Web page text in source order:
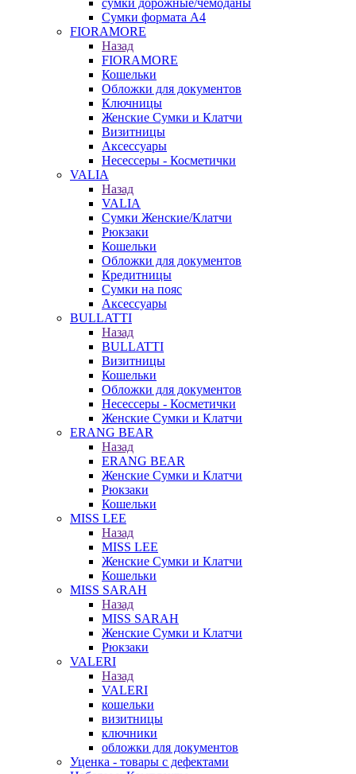
сумки дорожные/чемоданы
Сумки формата А4
FIORAMORE
Назад
FIORAMORE
Кошельки
Обложки для документов
Ключницы
Женские Сумки и Клатчи
Визитницы
Аксессуары
Несессеры - Косметички
VALIA
Назад
VALIA
Сумки Женские/Клатчи
Рюкзаки
Кошельки
Обложки для документов
Кредитницы
Сумки на пояс
Аксессуары
BULLATTI
Назад
BULLATTI
Визитницы
Кошельки
Обложки для документов
Несессеры - Косметички
Женские Сумки и Клатчи
ERANG BEAR
Назад
ERANG BEAR
Женские Сумки и Клатчи
Рюкзаки
Кошельки
MISS LEE
Назад
MISS LEE
Женские Сумки и Клатчи
Кошельки
MISS SARAH
Назад
MISS SARAH
Женские Сумки и Клатчи
Рюкзаки
VALERI
Назад
VALERI
кошельки
визитницы
ключники
обложки для документов
Уценка - товары с дефектами